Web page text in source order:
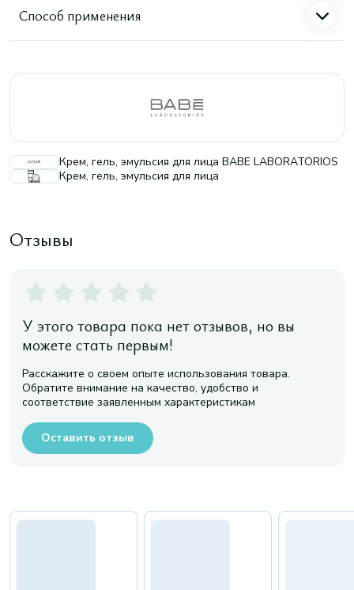
Способ применения
Крем, гель, эмульсия для лица BABE LABORATORIOS
Крем, гель, эмульсия для лица
Отзывы
У этого товара пока нет отзывов, но вы
можете стать первым!
Расскажите о своем опыте использования товара.
Обратите внимание на качество, удобство и
соответствие заявленным характеристикам
Оставить отзыв